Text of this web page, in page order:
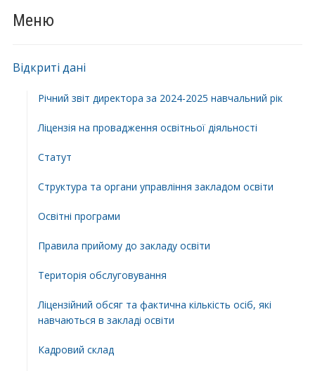
Меню
Відкриті дані
Річний звіт директора за 2024-2025 навчальний рік
Ліцензія на провадження освітньої діяльності
Статут
Структура та органи управління закладом освіти
Освiтнi програми
Правила прийому до закладу освіти
Територiя обслуговування
Ліцензійний обсяг та фактична кількість осіб, які
навчаються в закладі освіти
Кадровий склад